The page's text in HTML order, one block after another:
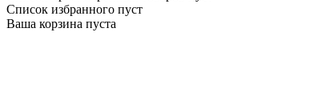
Список избранного пуст
Ваша корзина пуста